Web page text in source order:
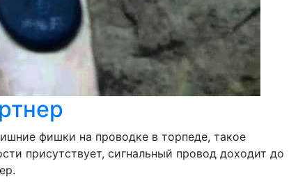
фишки на проводке в торпеде, такое
присутствует, сигнальный провод доходит до